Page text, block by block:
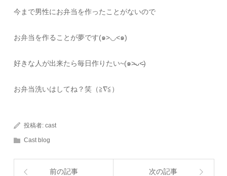
今まで男性にお弁当を作ったことがないので
お弁当を作ることが夢です(๑>◡<๑)
好きな人が出来たら毎日作りたい~(๑˃̵ᴗ˂̵)
お弁当洗いはしてね？笑（≧∇≦）
投稿者:cast
Cast blog
前の記事 次の記事